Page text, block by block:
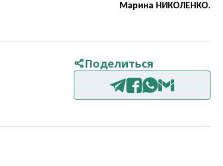
Марина НИКОЛЕНКО.
Поделиться